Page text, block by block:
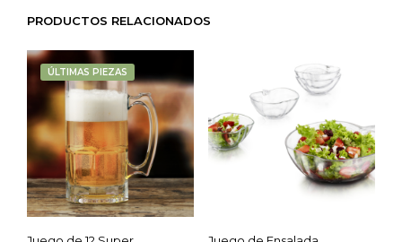
PRODUCTOS RELACIONADOS
ÚLTIMAS PIEZAS